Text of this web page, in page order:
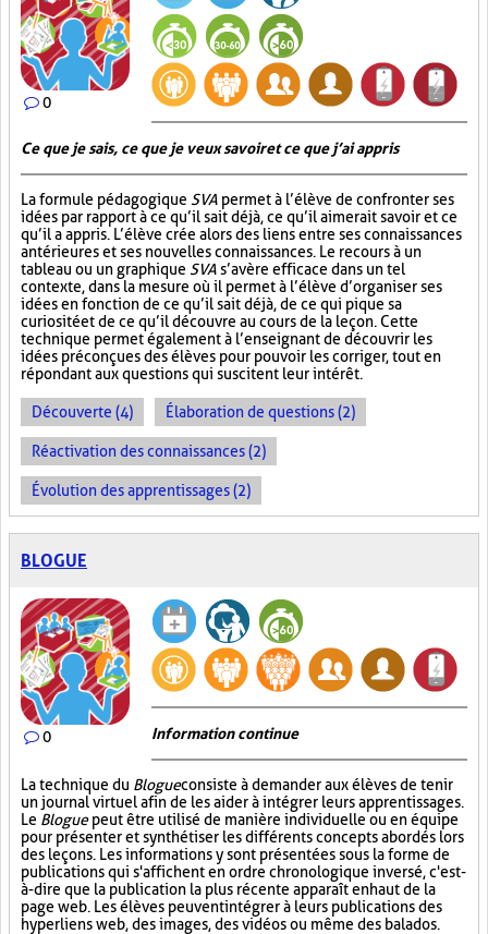
0
Ce que je sais, ce que je veux savoir et ce que j’ai appris
La formule pédagogique SVA permet à l’élève de confronter ses
idées par rapport à ce qu’il sait déjà, ce qu’il aimerait savoir et ce
qu’il a appris. L’élève crée alors des liens entre ses connaissances
antérieures et ses nouvelles connaissances. Le recours à un
tableau ou un graphique SVA s’avère efficace dans un tel
contexte, dans la mesure où il permet à l’élève d’organiser ses
idées en fonction de ce qu’il sait déjà, de ce qui pique sa
curiosité et de ce qu’il découvre au cours de la leçon. Cette
technique permet également à l’enseignant de découvrir les
idées préconçues des élèves pour pouvoir les corriger, tout en
répondant aux questions qui suscitent leur intérêt.
Découverte (4) Élaboration de questions (2)
Réactivation des connaissances (2)
Évolution des apprentissages (2)
BLOGUE
0 Information continue
La technique du Blogueconsiste à demander aux élèves de tenir
un journal virtuel afin de les aider à intégrer leurs apprentissages.
Le Bloguepeut être utilisé de manière individuelle ou en équipe
pour présenter et synthétiser les différents concepts abordés lors
des leçons. Les informations y sont présentées sous la forme de
publications qui s'affichent en ordre chronologique inversé, c'est-
à-dire que la publication la plus récente apparaît en haut de la
page web. Les élèves peuvent intégrer à leurs publications des
hyperliens web, des images, des vidéos ou même des balados.